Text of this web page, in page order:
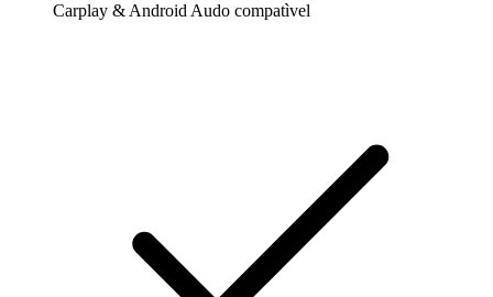
Carplay & Android Audo compatìvel